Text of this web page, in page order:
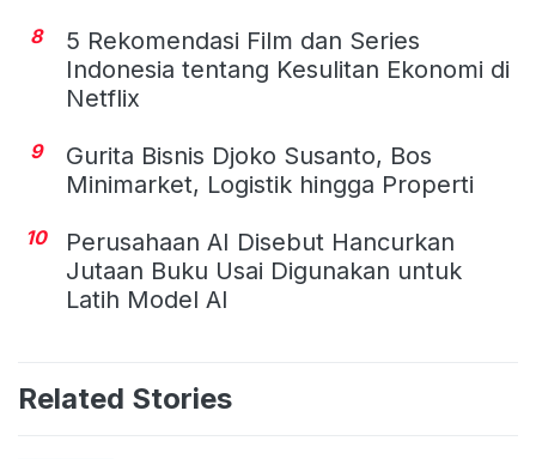
8
5 Rekomendasi Film dan Series
Indonesia tentang Kesulitan Ekonomi di
Netflix
9
Gurita Bisnis Djoko Susanto, Bos
Minimarket, Logistik hingga Properti
10
Perusahaan AI Disebut Hancurkan
Jutaan Buku Usai Digunakan untuk
Latih Model AI
Related Stories